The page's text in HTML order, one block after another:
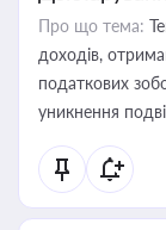
Про що тема:
доходів,
податкових
уникнення